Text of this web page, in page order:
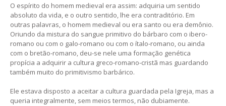
O espírito do homem medieval era assim: adquiria um sentido
absoluto da vida, e o outro sentido, lhe era contraditório. Em
outras palavras, o homem medieval ou era santo ou era demônio.
Oriundo da mistura do sangue primitivo do bárbaro com o ibero-
romano ou com o galo-romano ou com o ítalo-romano, ou ainda
com o bretão-romano, deu-se nele uma formação genética
propícia a adquirir a cultura greco-romano-cristã mas guardando
também muito do primitivismo barbárico.
Ele estava disposto a aceitar a cultura guardada pela Igreja, mas a
queria integralmente, sem meios termos, não dubiamente.